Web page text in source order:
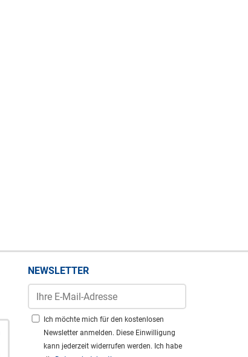
NEWSLETTER
Ich möchte mich für den kostenlosen
Newsletter anmelden. Diese Einwilligung
kann jederzeit widerrufen werden. Ich habe